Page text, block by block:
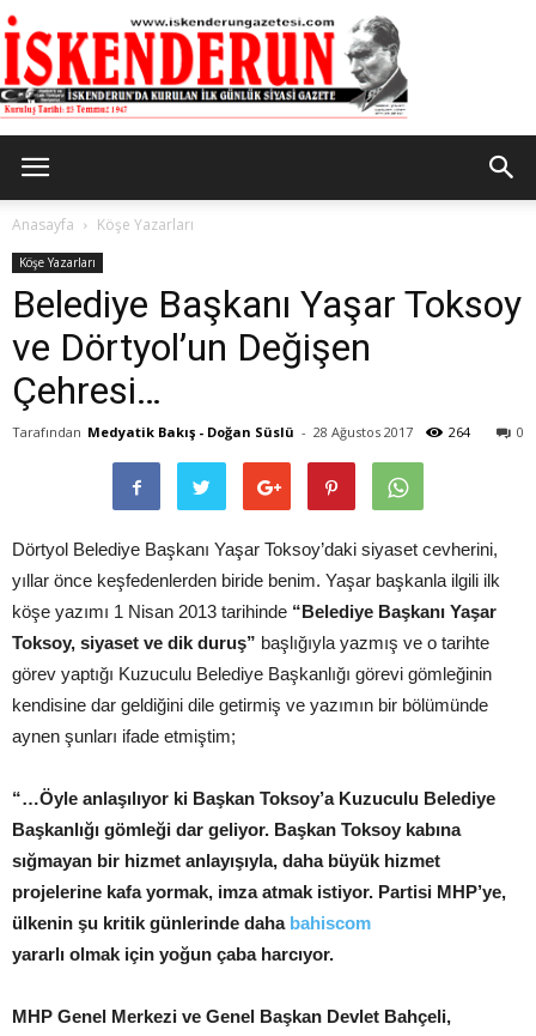
Gazetesi
Anasayfa Köşe Yazarları
Köşe Yazarları
Belediye Başkanı Yaşar Toksoy
ve Dörtyol’un Değişen
Çehresi…
Tarafından Medyatik Bakış - Doğan Süslü - 28 Ağustos 2017 0
264
Dörtyol Belediye Başkanı Yaşar Toksoy’daki siyaset cevherini,
yıllar önce keşfedenlerden biride benim. Yaşar başkanla ilgili ilk
köşe yazımı 1 Nisan 2013 tarihinde “Belediye Başkanı Yaşar
Toksoy, siyaset ve dik duruş” başlığıyla yazmış ve o tarihte
görev yaptığı Kuzuculu Belediye Başkanlığı görevi gömleğinin
kendisine dar geldiğini dile getirmiş ve yazımın bir bölümünde
aynen şunları ifade etmiştim;
“…Öyle anlaşılıyor ki Başkan Toksoy’a Kuzuculu Belediye
Başkanlığı gömleği dar geliyor. Başkan Toksoy kabına
sığmayan bir hizmet anlayışıyla, daha büyük hizmet
projelerine kafa yormak, imza atmak istiyor. Partisi MHP’ye,
ülkenin şu kritik günlerinde daha bahiscom
yararlı olmak için yoğun çaba harcıyor.
MHP Genel Merkezi ve Genel Başkan Devlet Bahçeli,